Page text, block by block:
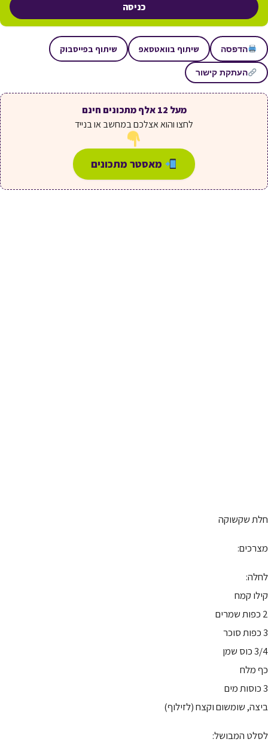
כניסה
הדפסה שיתוף בוואטסאפ שיתוף בפייסבוק
העתקת קישור
מעל 12 אלף מתכונים חינם
לחצו והוא אצלכם במחשב או בנייד
מאסטר מתכונים
חלת שקשוקה
מצרכים:
לחלה:
קילו קמח
2 כפות שמרים
3 כפות סוכר
3/4 כוס שמן
כף מלח
3 כוסות מים
ביצה, שומשום וקצח (לזילוף)
לסלט המבושל: